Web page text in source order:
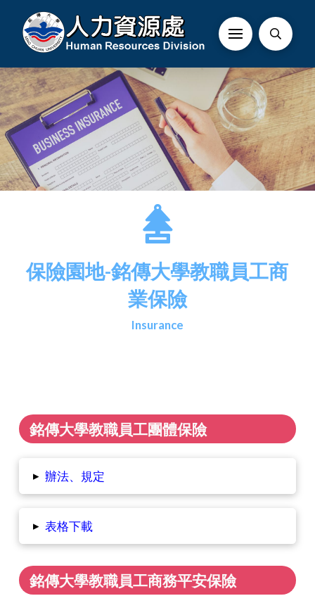
保險園地-銘傳大學教職員工商
業保險
Insurance
銘傳大學教職員工團體保險
▸ 辦法、規定
▸ 表格下載
銘傳大學教職員工商務平安保險